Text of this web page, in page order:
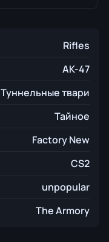
Rifles
AK-47
Туннельные твари
Тайное
Factory New
CS2
unpopular
The Armory